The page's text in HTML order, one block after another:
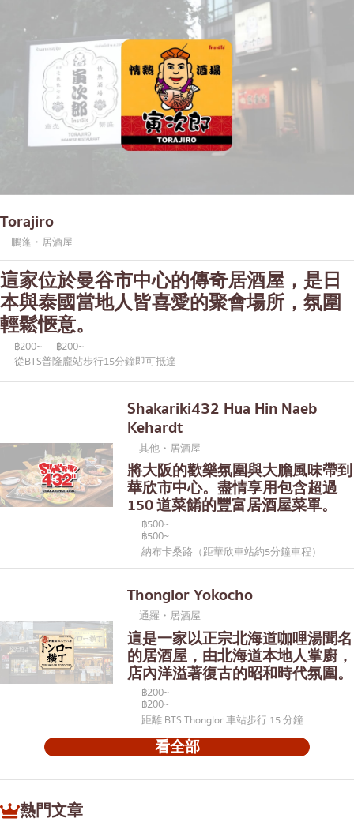
Torajiro
鵬蓬・居酒屋
這家位於曼谷市中心的傳奇居酒屋，是日
本與泰國當地人皆喜愛的聚會場所，氛圍
輕鬆愜意。
฿200~
฿200~
從BTS普隆龐站步行15分鐘即可抵達
Shakariki432 Hua Hin Naeb
Kehardt
其他・居酒屋
將大阪的歡樂氛圍與大膽風味帶到
華欣市中心。盡情享用包含超過
150 道菜餚的豐富居酒屋菜單。
฿500~
฿500~
納布卡桑路（距華欣車站約5分鐘車程）
Thonglor Yokocho
通羅・居酒屋
這是一家以正宗北海道咖哩湯聞名
的居酒屋，由北海道本地人掌廚，
店內洋溢著復古的昭和時代氛圍。
฿200~
฿200~
距離 BTS Thonglor 車站步行 15 分鐘
看全部
熱門文章